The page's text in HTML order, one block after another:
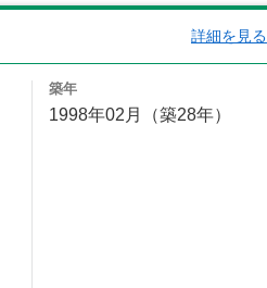
詳細を見る
築年
1998年02月（築28年）